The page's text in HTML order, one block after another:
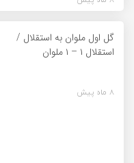
گل اول ملوان به استقلال /
استقلال ۱ – ۱ ملوان
8 ماه پیش